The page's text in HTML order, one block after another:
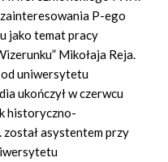
P-ego
jako temat pracy
Mikołaja Reja.
od uniwersytetu
ukończył w czerwcu
historyczno-
asystentem przy